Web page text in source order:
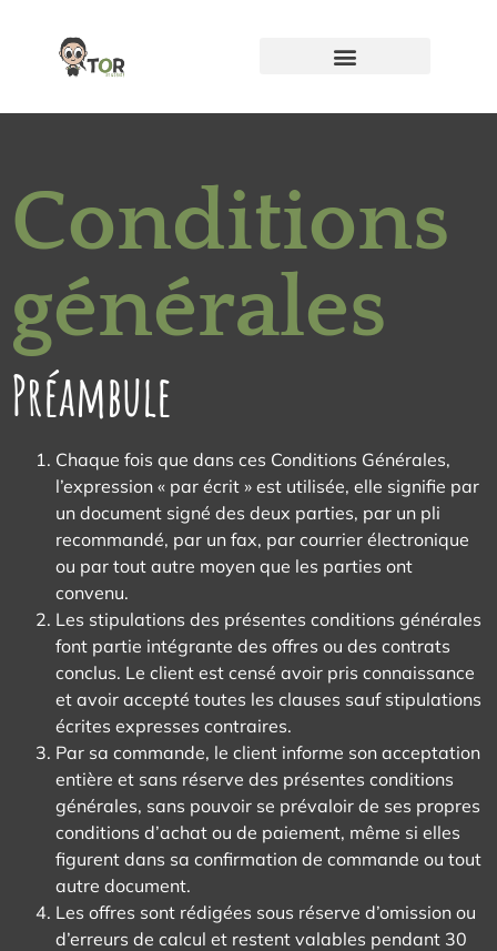
Conditions
générales
Préambule
Chaque fois que dans ces Conditions Générales,
l’expression « par écrit » est utilisée, elle signifie par
un document signé des deux parties, par un pli
recommandé, par un fax, par courrier électronique
ou par tout autre moyen que les parties ont
convenu.
Les stipulations des présentes conditions générales
font partie intégrante des offres ou des contrats
conclus. Le client est censé avoir pris connaissance
et avoir accepté toutes les clauses sauf stipulations
écrites expresses contraires.
Par sa commande, le client informe son acceptation
entière et sans réserve des présentes conditions
générales, sans pouvoir se prévaloir de ses propres
conditions d’achat ou de paiement, même si elles
figurent dans sa confirmation de commande ou tout
autre document.
Les offres sont rédigées sous réserve d’omission ou
d’erreurs de calcul et restent valables pendant 30